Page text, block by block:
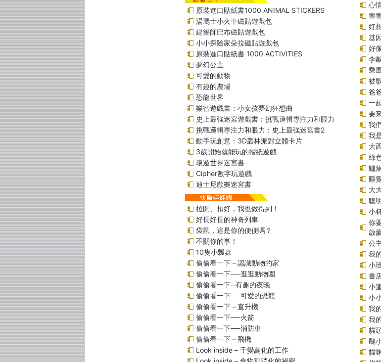
原裝進口貼紙書1000 ANIMAL STICKERS
湯瑪士小火車磁貼遊戲包
建築師巴布磁貼遊戲包
小小探險家朵拉磁貼遊戲包
原裝進口貼紙書 1000 ACTIVITIES
夢幻公主
可愛的動物
有趣的農場
恐龍世界
樂智遊戲書：小女孩夢幻狂想曲
史上最強迷宮遊戲書：挑戰邏輯專注力和眼力
挑戰邏輯專注力和眼力：史上最強迷宮書2
動手玩創意：3D叢林派對立體卡片
3歲開始就能玩的摺紙遊戲
環遊世界迷宮書
Cipher數字玩遊戲
迪士尼歡樂迷宮書
拉開、扣好，我也做得到！
好長好長的神奇列車
袋鼠，這是你的便便嗎？
不關你的事！
10隻小瓢蟲
偷偷看一下－認識動物的家
偷偷看一下──逛逛動物園
偷偷看一下─有趣的夜晚
偷偷看一下──可愛的恐龍
偷偷看一下－直升機
偷偷看一下──火箭
偷偷看一下──消防車
偷偷看一下－飛機
Look inside – 千變萬化的工作
心
蒂
好
基
好
李
乘
被
爸
一
要
我
我
大
綠
鱷
睡
大
聰
小
你
啟
公
我
小
書
小
小
我
我
貓
醜
貓